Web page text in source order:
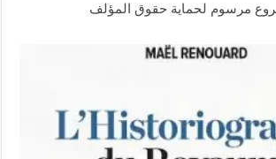
مرسوم لحماية حقوق المؤلف